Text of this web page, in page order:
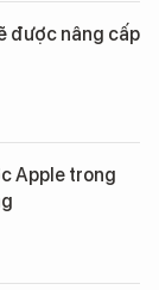
được nâng cấp
Apple trong